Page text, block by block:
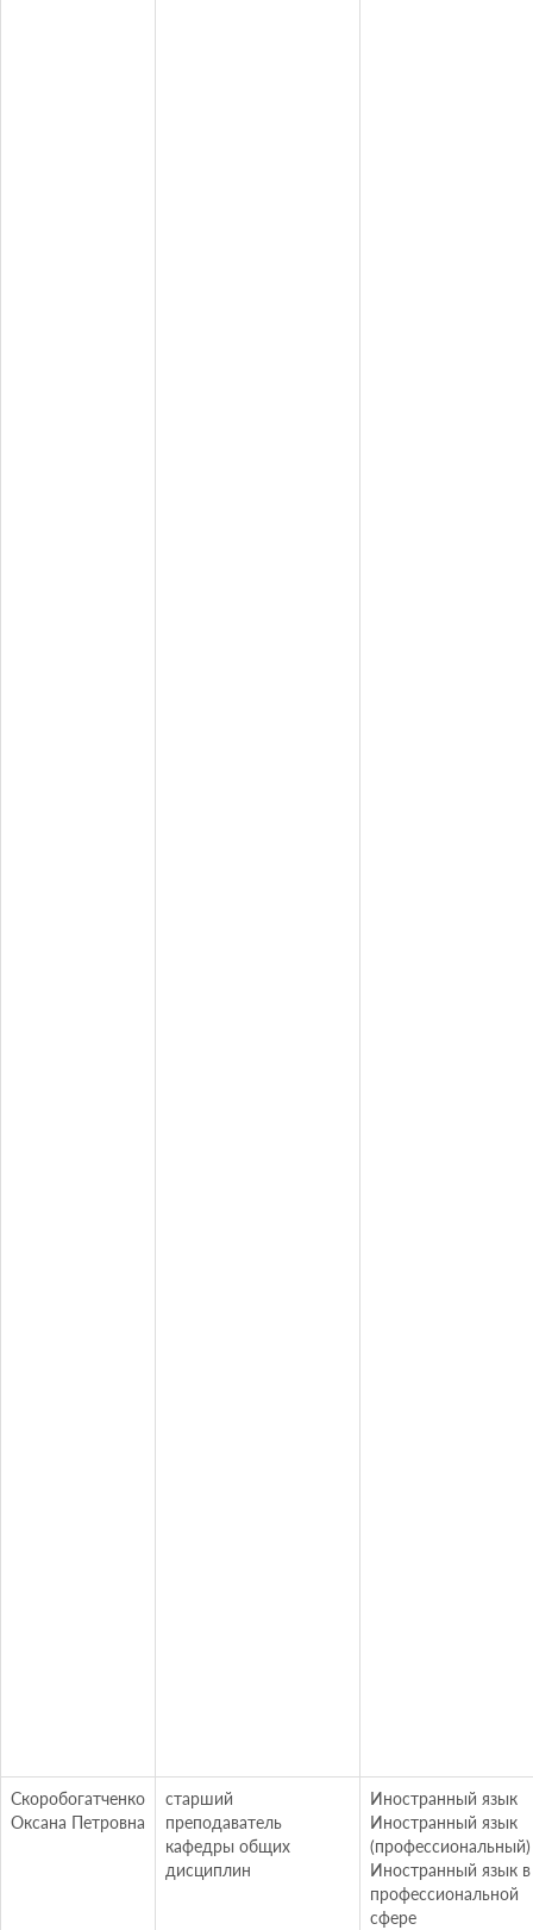
Скоробогатченко
Оксана Петровна
старший
преподаватель
кафедры общих
дисциплин
Иностранный язык
Иностранный язык
(профессиональный)
Иностранный язык в
профессиональной
сфере